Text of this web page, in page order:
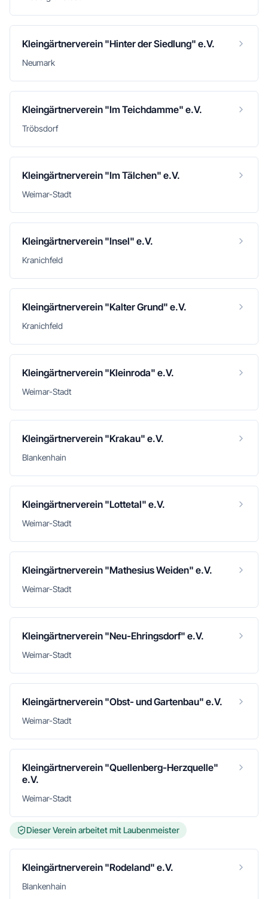
Kleingärtnerverein "Hinter der Siedlung" e.V.
Neumark
Kleingärtnerverein "Im Teichdamme" e.V.
Tröbsdorf
Kleingärtnerverein "Im Tälchen" e.V.
Weimar-Stadt
Kleingärtnerverein "Insel" e.V.
Kranichfeld
Kleingärtnerverein "Kalter Grund" e.V.
Kranichfeld
Kleingärtnerverein "Kleinroda" e.V.
Weimar-Stadt
Kleingärtnerverein "Krakau" e.V.
Blankenhain
Kleingärtnerverein "Lottetal" e.V.
Weimar-Stadt
Kleingärtnerverein "Mathesius Weiden" e.V.
Weimar-Stadt
Kleingärtnerverein "Neu-Ehringsdorf" e.V.
Weimar-Stadt
Kleingärtnerverein "Obst- und Gartenbau" e.V.
Weimar-Stadt
Kleingärtnerverein "Quellenberg-Herzquelle"
e.V.
Weimar-Stadt
Dieser Verein arbeitet mit Laubenmeister
Kleingärtnerverein "Rodeland" e.V.
Blankenhain